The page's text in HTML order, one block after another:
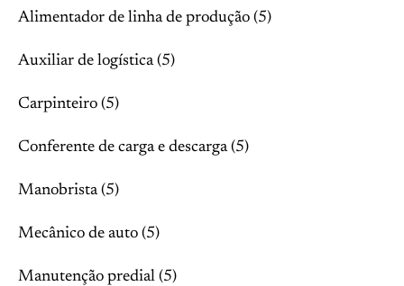
Alimentador de linha de produção (5)
Auxiliar de logística (5)
Carpinteiro (5)
Conferente de carga e descarga (5)
Manobrista (5)
Mecânico de auto (5)
Manutenção predial (5)